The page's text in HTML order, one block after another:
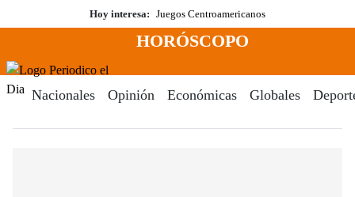
al
Hoy interesa: Juegos Centroamericanos
Menú
HORÓSCOPO
Nacionales Opinión Económicas Globales